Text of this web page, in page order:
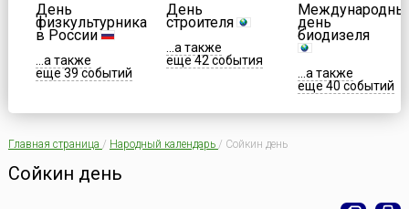
День
физкультурника
в России
...а также
еще 39 событий
День
строителя
...а также
еще 42 события
день
биодизеля
...а также
еще 40 событий
Главная страница / Народный календарь / Сойкин день
Сойкин день